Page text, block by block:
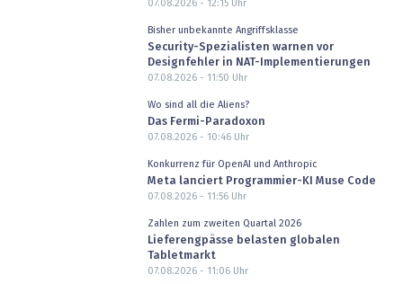
07.08.2026 - 12:15Uhr
Bisher unbekannte Angriffsklasse
Security-Spezialisten warnen vor
Designfehler in NAT-Implementierungen
07.08.2026 - 11:50 Uhr
Wo sind all die Aliens?
Das Fermi-Paradoxon
07.08.2026 - 10:46Uhr
Konkurrenz für OpenAI und Anthropic
Meta lanciert Programmier-KI Muse Code
07.08.2026 - 11:56Uhr
Zahlen zum zweiten Quartal 2026
Lieferengpässe belasten globalen
Tabletmarkt
07.08.2026 - 11:06Uhr